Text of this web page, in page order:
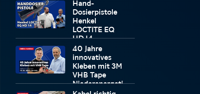
doppelseitige
Klebebänder
Hand-
Dosierpistole
Henkel
LOCTITE EQ
HD 14
40 Jahre
innovatives
Kleben mit 3M
VHB Tape
Niederenergeti